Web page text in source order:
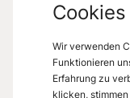
VisitMons 2026-
Grand Place 27,
Cookies
Wir verwenden
Funktionieren
Erfahrung zu
klicken,